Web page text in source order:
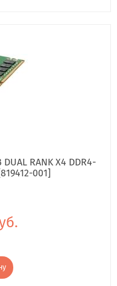
RANK X4 DDR4-
001]